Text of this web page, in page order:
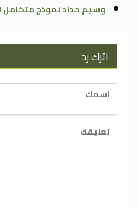
وسيم حداد نموذج متكامل
اترك رد